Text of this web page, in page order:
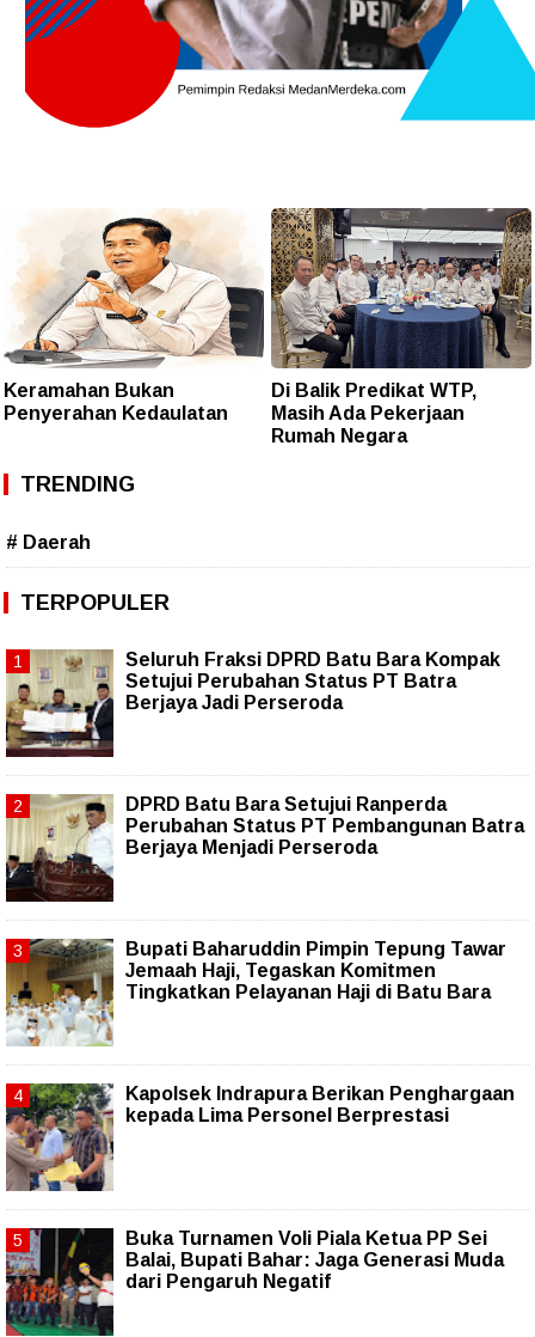
Keramahan Bukan
Penyerahan Kedaulatan
Di Balik Predikat WTP,
Masih Ada Pekerjaan
Rumah Negara
TRENDING
# Daerah
TERPOPULER
Seluruh Fraksi DPRD Batu Bara Kompak
Setujui Perubahan Status PT Batra
Berjaya Jadi Perseroda
DPRD Batu Bara Setujui Ranperda
Perubahan Status PT Pembangunan Batra
Berjaya Menjadi Perseroda
Bupati Baharuddin Pimpin Tepung Tawar
Jemaah Haji, Tegaskan Komitmen
Tingkatkan Pelayanan Haji di Batu Bara
Kapolsek Indrapura Berikan Penghargaan
kepada Lima Personel Berprestasi
Buka Turnamen Voli Piala Ketua PP Sei
Balai, Bupati Bahar: Jaga Generasi Muda
dari Pengaruh Negatif